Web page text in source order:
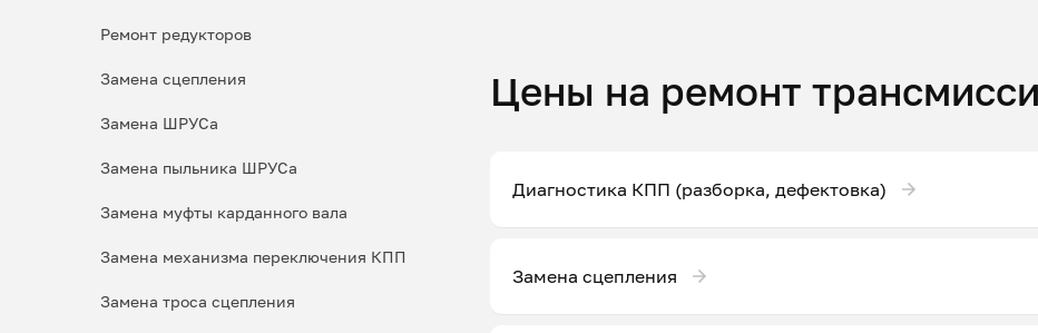
Ремонт редукторов
Замена сцепления
Замена ШРУСа
Замена пыльника ШРУСа
Замена муфты карданного вала
Замена механизма переключения КПП
Замена троса сцепления
Цены на ремонт
Диагностика КПП (разборка, дефектовка)
Замена сцепления